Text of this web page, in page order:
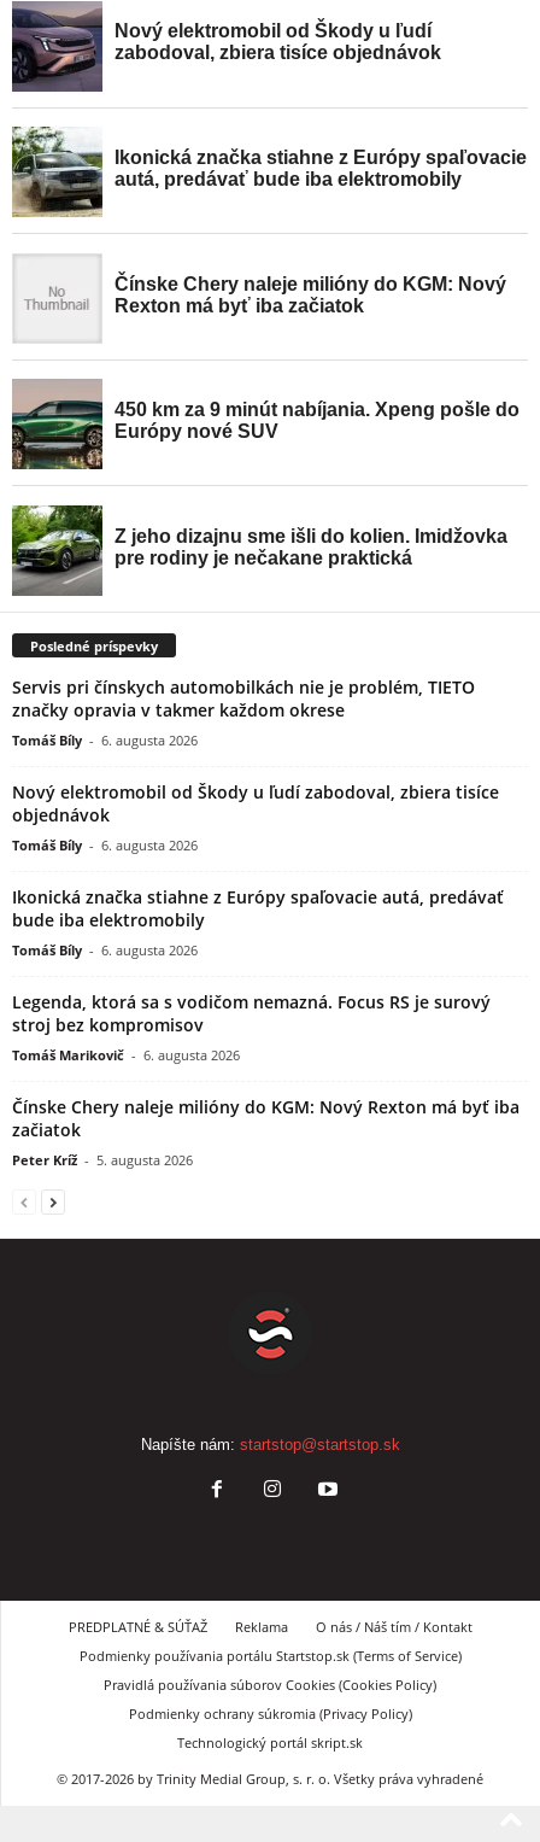
Posledné príspevky
Servis pri čínskych automobilkách nie je problém, TIETO
značky opravia v takmer každom okrese
Tomáš Bíly - 6. augusta 2026
Nový elektromobil od Škody u ľudí zabodoval, zbiera tisíce
objednávok
Tomáš Bíly - 6. augusta 2026
Ikonická značka stiahne z Európy spaľovacie autá, predávať
bude iba elektromobily
Tomáš Bíly - 6. augusta 2026
Legenda, ktorá sa s vodičom nemazná. Focus RS je surový
stroj bez kompromisov
Tomáš Marikovič - 6. augusta 2026
Čínske Chery naleje milióny do KGM: Nový Rexton má byť iba
začiatok
Peter Kríž - 5. augusta 2026
Napíšte nám: startstop@startstop.sk
PREDPLATNÉ & SÚŤAŽ Reklama
O nás / Náš tím / Kontakt
Podmienky používania portálu Startstop.sk (Terms of Service)
Pravidlá používania súborov Cookies (Cookies Policy)
Podmienky ochrany súkromia (Privacy Policy)
Technologický portál skript.sk
© 2017-2026 by Trinity Medial Group, s. r. o. Všetky práva vyhradené